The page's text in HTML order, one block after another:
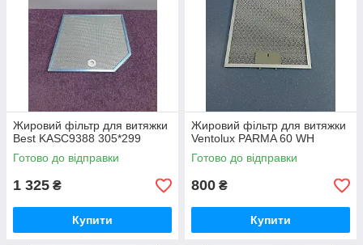
Жировий фільтр для витяжки
Best KASC9388 305*299
Готово до відправки
1 325 ₴
Купити
Жировий фільтр для витяжки
Ventolux PARMA 60 WH
Готово до відправки
800 ₴
Купити